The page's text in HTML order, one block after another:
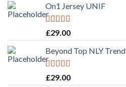
On1 Jersey UNIF
Rated5.00
£29.00
Beyond Top NLY Trend
Rated
£29.00